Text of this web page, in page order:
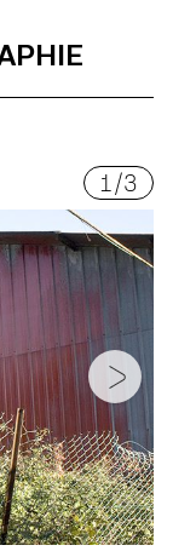
1 /3